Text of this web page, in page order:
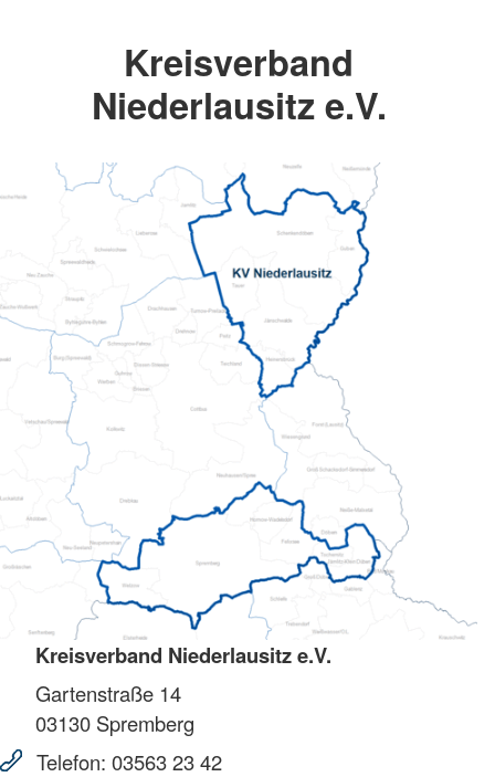
Kreisverband
Niederlausitz e.V.
Kreisverband Niederlausitz e.V.
Gartenstraße 14
03130 Spremberg
Telefon: 03563 23 42